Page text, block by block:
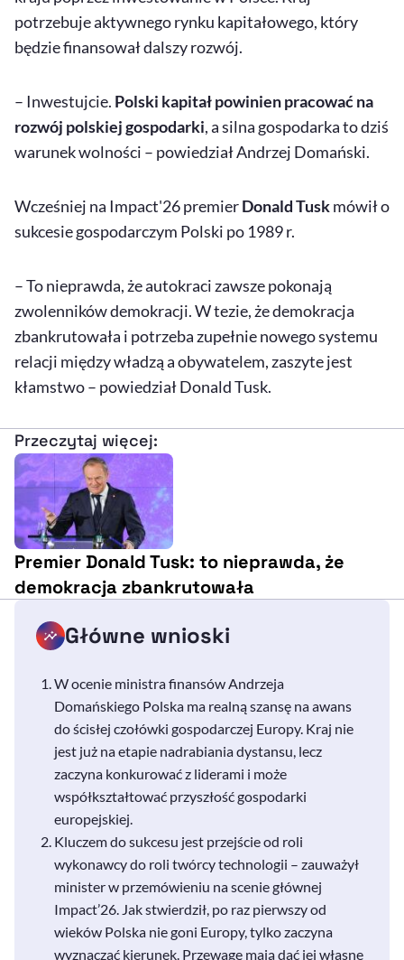
potrzebuje aktywnego rynku kapitałowego, który
będzie finansował dalszy rozwój.
– Inwestujcie. Polski kapitał powinien pracować na
rozwój polskiej gospodarki, a silna gospodarka to dziś
warunek wolności – powiedział Andrzej Domański.
Wcześniej na Impact'26 premierDonald Tuskmówił o
sukcesie gospodarczym Polski po 1989 r.
– To nieprawda, że autokraci zawsze pokonają
zwolenników demokracji. W tezie, że demokracja
zbankrutowała i potrzeba zupełnie nowego systemu
relacji między władzą a obywatelem, zaszyte jest
kłamstwo – powiedział Donald Tusk.
Przeczytaj więcej:
Premier Donald Tusk: to nieprawda, że
demokracja zbankrutowała
Główne wnioski
W ocenie ministra finansów Andrzeja
Domańskiego Polska ma realną szansę na awans
do ścisłej czołówki gospodarczej Europy. Kraj nie
jest już na etapie nadrabiania dystansu, lecz
zaczyna konkurować z liderami i może
współkształtować przyszłość gospodarki
europejskiej.
Kluczem do sukcesu jest przejście od roli
wykonawcy do roli twórcy technologii – zauważył
minister w przemówieniu na scenie głównej
Impact’26. Jak stwierdził, po raz pierwszy od
wieków Polska nie goni Europy, tylko zaczyna
wyznaczać kierunek. Przewagę mają dać jej własne